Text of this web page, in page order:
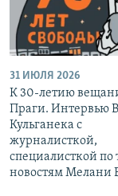
31 ИЮЛЯ 2026
К 30-летию
Праги. Интервью
Кульганека с
журналисткой,
специалисткой
новостям Мелани